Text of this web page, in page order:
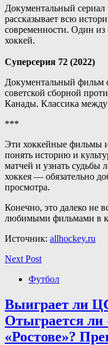
Документальный сериал
рассказывает всю
современности. Один
хоккей.
Суперсерия 72 (2022)
Документальный фильм
советской сборной
Канады. Классика
***
Эти хоккейные фильмы
понять историю и
матчей и узнать судьбы
хоккея — обязательно
просмотра.
Конечно, это далеко не
любимыми фильмами в
Источник: allhockey.ru
Next Post
Футбол
Выиграет ли
Отыграется ли
«Ростове»?